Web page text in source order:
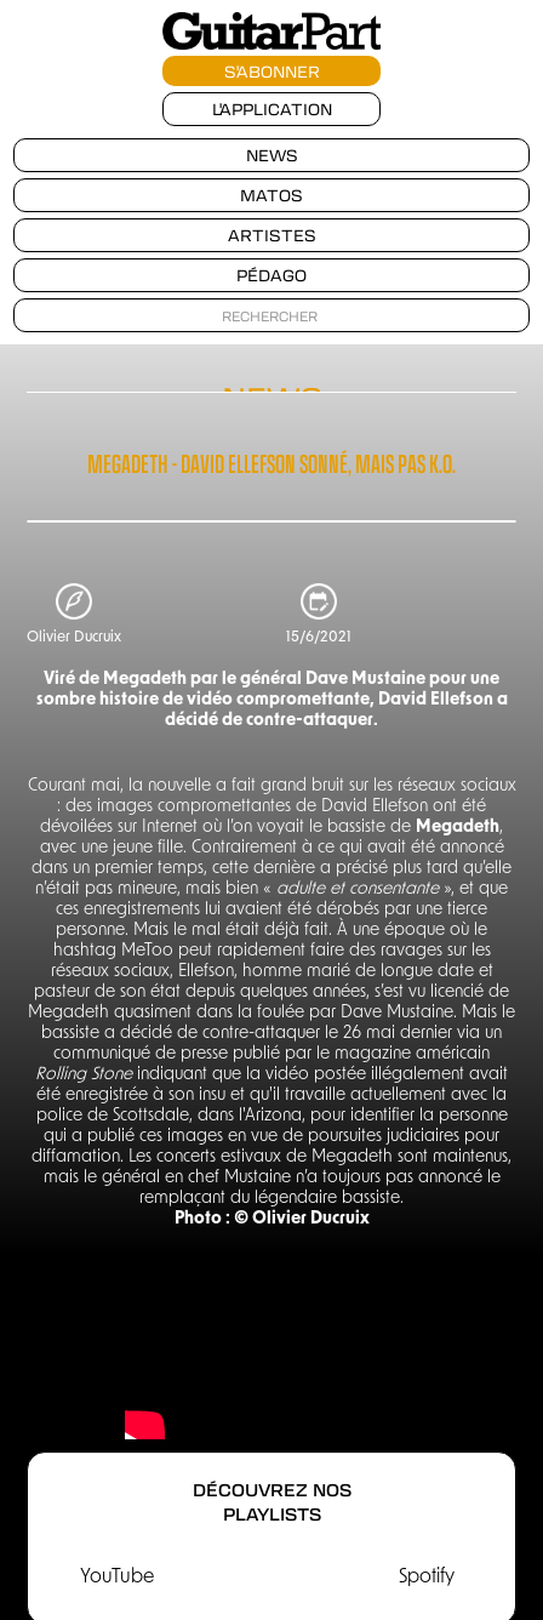
S'ABONNER
L'APPLICATION
NEWS
MATOS
ARTISTES
PÉDAGO
NEWS
MEGADETH - DAVID ELLEFSON SONNÉ, MAIS PAS K.O.
Olivier Ducruix 15/6/2021
Viré de Megadeth par le général Dave Mustaine pour une
sombre histoire de vidéo compromettante, David Ellefson a
décidé de contre-attaquer.
Courant mai, la nouvelle a fait grand bruit sur les réseaux sociaux
: des images compromettantes de David Ellefson ont été
dévoilées sur Internet où l’on voyait le bassiste de Megadeth,
avec une jeune fille. Contrairement à ce qui avait été annoncé
dans un premier temps, cette dernière a précisé plus tard qu’elle
n’était pas mineure, mais bien « adulte et consentante », et que
ces enregistrements lui avaient été dérobés par une tierce
personne. Mais le mal était déjà fait. À une époque où le
hashtag MeToo peut rapidement faire des ravages sur les
réseaux sociaux, Ellefson, homme marié de longue date et
pasteur de son état depuis quelques années, s’est vu licencié de
Megadeth quasiment dans la foulée par Dave Mustaine. Mais le
bassiste a décidé de contre-attaquer le 26 mai dernier via un
communiqué de presse publié par le magazine américain
Rolling Stoneindiquant que la vidéo postée illégalement avait
été enregistrée à son insu et qu'il travaille actuellement avec la
police de Scottsdale, dans l'Arizona, pour identifier la personne
qui a publié ces images en vue de poursuites judiciaires pour
diffamation. Les concerts estivaux de Megadeth sont maintenus,
mais le général en chef Mustaine n’a toujours pas annoncé le
remplaçant du légendaire bassiste.
Photo : © Olivier Ducruix
DÉCOUVREZ NOS
PLAYLISTS
YouTube Spotify